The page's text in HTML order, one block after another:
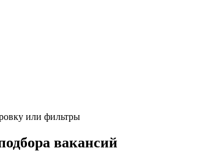
или фильтры
вакансий